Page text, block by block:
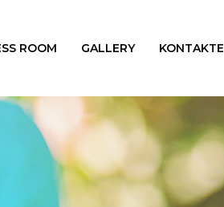
ROOM GALLERY KONTAKTE